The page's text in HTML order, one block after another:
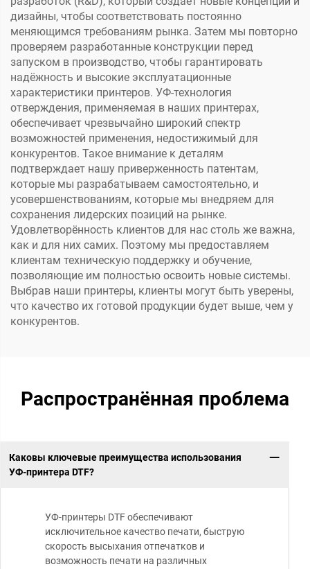
дизайны, чтобы соответствовать постоянно
меняющимся требованиям рынка. Затем мы повторно
проверяем разработанные конструкции перед
запуском в производство, чтобы гарантировать
надёжность и высокие эксплуатационные
характеристики принтеров. УФ-технология
отверждения, применяемая в наших принтерах,
обеспечивает чрезвычайно широкий спектр
возможностей применения, недостижимый для
конкурентов. Такое внимание к деталям
подтверждает нашу приверженность патентам,
которые мы разрабатываем самостоятельно, и
усовершенствованиям, которые мы внедряем для
сохранения лидерских позиций на рынке.
Удовлетворённость клиентов для нас столь же важна,
как и для них самих. Поэтому мы предоставляем
клиентам техническую поддержку и обучение,
позволяющие им полностью освоить новые системы.
Выбрав наши принтеры, клиенты могут быть уверены,
что качество их готовой продукции будет выше, чем у
конкурентов.
Распространённая проблема
Каковы ключевые преимущества использования
УФ-принтера DTF?
УФ-принтеры DTF обеспечивают
исключительное качество печати, быструю
скорость высыхания отпечатков и
возможность печати на различных